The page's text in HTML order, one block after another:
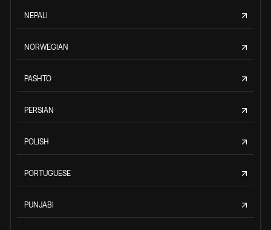
NEPALI
NORWEGIAN
PASHTO
PERSIAN
POLISH
PORTUGUESE
PUNJABI